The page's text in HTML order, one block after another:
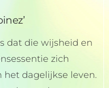
dat die wijsheid en
zich
dagelijkse leven.